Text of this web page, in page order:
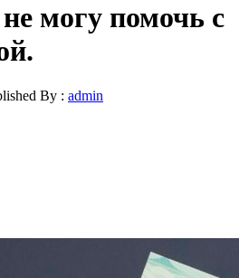
могу помочь с
By : admin